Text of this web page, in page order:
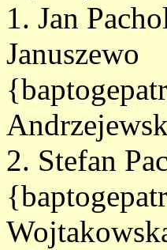
1. Jan
Januszewo
2. Stefan